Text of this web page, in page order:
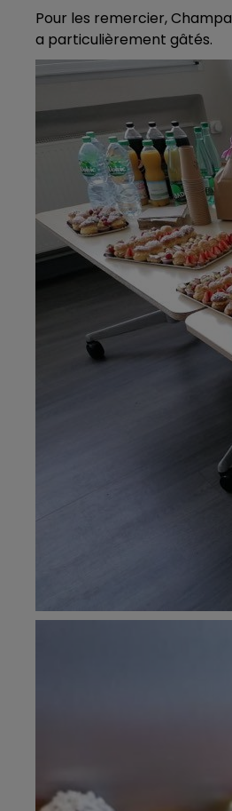
Pour les remercier,
a particulièrement gâtés.
10h00 -
LE